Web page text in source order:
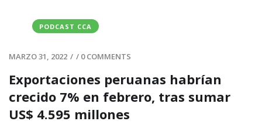
PODCAST CCA
MARZO 31, 2022 / / 0 COMMENTS
Exportaciones peruanas habrían
crecido 7% en febrero, tras sumar
US$ 4.595 millones